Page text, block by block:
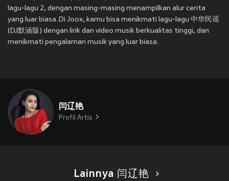
lagu-lagu 2, dengan masing-masing menampilkan alur cerita
yang luar biasa.Di Joox, kamu bisa menikmati lagu-lagu 中华民谣
(DJ默涵版) dengan lirik dan video musik berkualitas tinggi, dan
menikmati pengalaman musik yang luar biasa.
闫辽艳
Profil Artis
Lainnya 闫辽艳